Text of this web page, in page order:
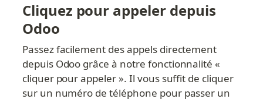
Cliquez pour appeler depuis
Odoo
Passez facilement des appels directement
depuis Odoo grâce à notre fonctionnalité «
cliquer pour appeler ». Il vous suffit de cliquer
sur un numéro de téléphone pour passer un